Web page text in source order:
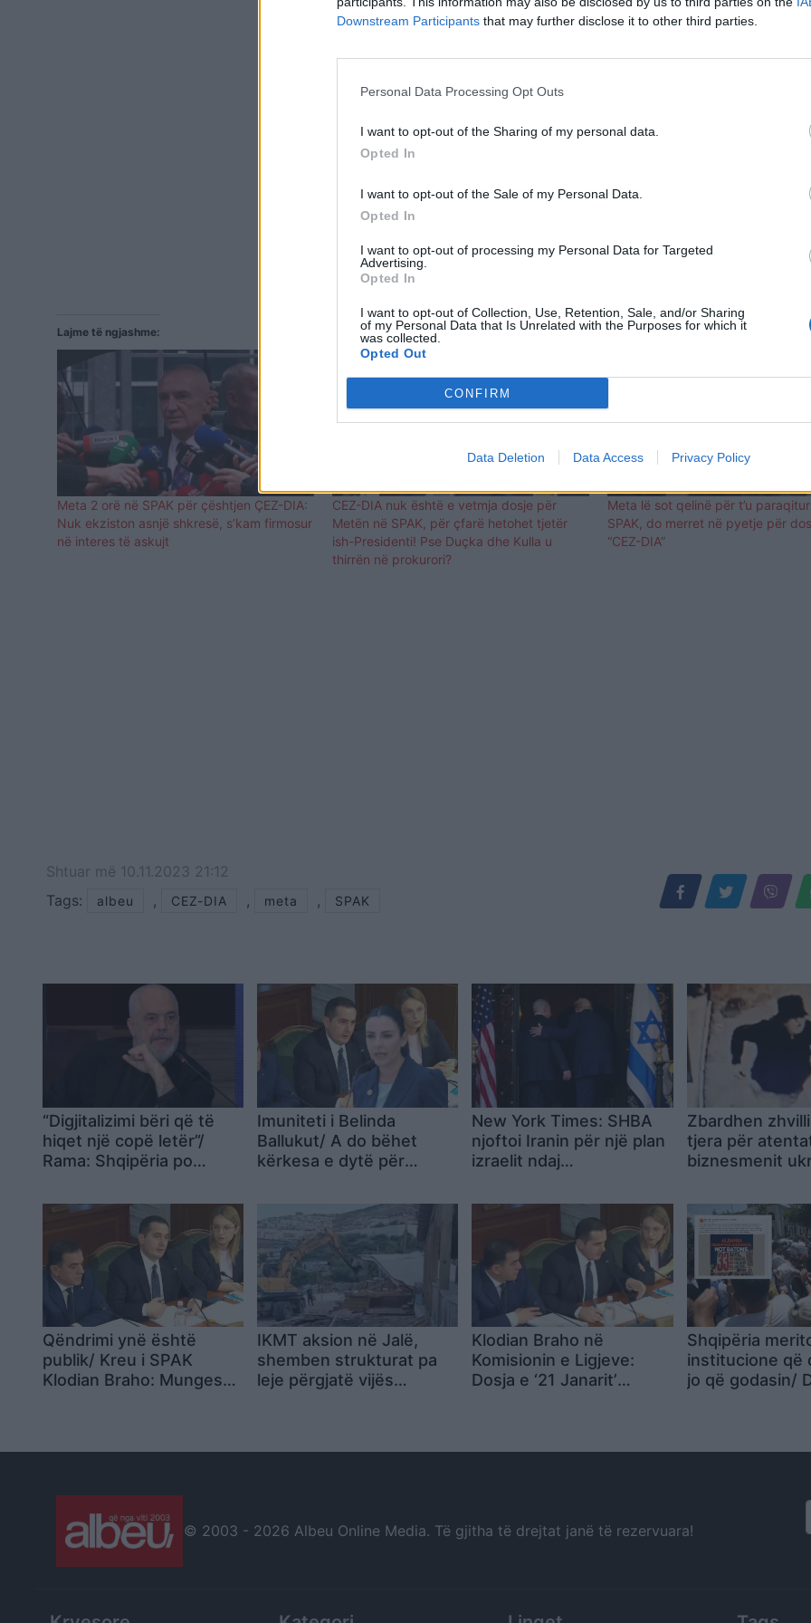
Downstream Participants that may further disclose it to other third parties.
Personal Data Processing Opt Outs
I want to opt-out of the Sharing of my personal data.
Opted In
I want to opt-out of the Sale of my Personal Data.
Opted In
I want to opt-out of processing my Personal Data for Targeted
Advertising.
Opted In
I want to opt-out of Collection, Use, Retention, Sale, and/or Sharing
of my Personal Data that Is Unrelated with the Purposes for which it
was collected.
Opted Out
CONFIRM
Data Deletion Data Access Privacy Policy
Lajme të ngjashme:
Meta 2 orë në SPAK për çështjen ÇEZ-DIA:
Nuk ekziston asnjë shkresë, s’kam firmosur
në interes të askujt
CEZ-DIA nuk është e vetmja dosje për
Metën në SPAK, për çfarë hetohet tjetër
ish-Presidenti! Pse Duçka dhe Kulla u
thirrën në prokurori?
Meta lë sot qelinë për t’u
SPAK, do merret në pyetje për
“CEZ-DIA”
Shtuar më 10.11.2023 21:12
Tags:
albeu , CEZ-DIA , meta , SPAK
“Digjitalizimi bëri që të
hiqet një copë letër”/
Rama: Shqipëria po
të IA për prokurimet
Imuniteti i Belinda
Ballukut/ A do bëhet
kërkesa e dytë për
kreu i SPAK para
deputeteve: Ka shkelje të
ligjeve, s’mund të them si
do jetë vendimmarrja,
por…
New York Times: SHBA
njoftoi Iranin për një plan
izraelit ndaj
Zbardhen
tjera për
biznesmenit
dyshuara
grua rreth 30
Interpoli
arrestim
Qëndrimi ynë është
publik/ Kreu i SPAK
Klodian Braho: Mungesa
IKMT aksion në Jalë,
shemben strukturat pa
leje përgjatë vijës
Klodian Braho në
Komisionin e Ligjeve:
Dosja e ‘21 Janarit’
Shqipëria
institucione që
jo që godasin/
© 2003 - 2026 Albeu Online Media. Të gjitha të drejtat janë të rezervuara!